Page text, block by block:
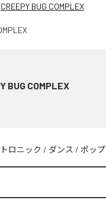
CREEPY BUG COMPLEX
BUG COMPLEX
ロニック / ダンス / ポップ